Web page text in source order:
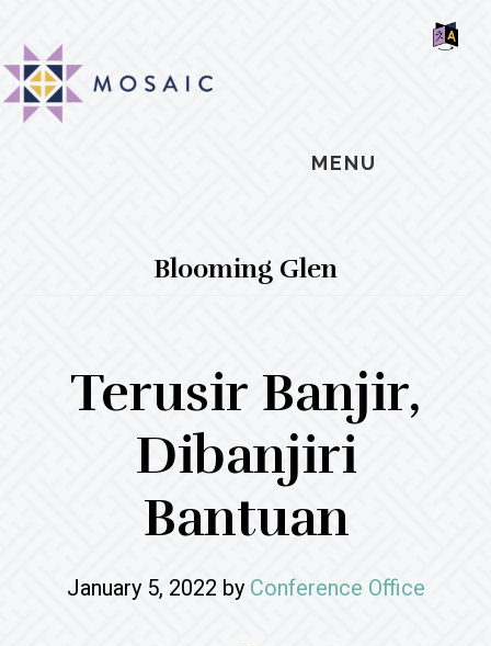
main
content
primary
sidebar
footer
MENU
Blooming Glen
Terusir Banjir,
Dibanjiri
Bantuan
January 5, 2022 by Conference Office